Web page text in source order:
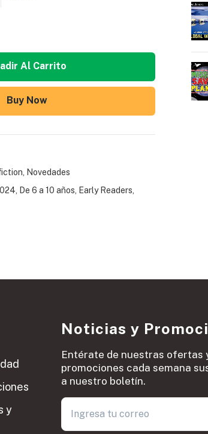
Al Carrito
Buy Now
Novedades
De 6 a 10 años Early Readers
y
Noticias y
Entérate de nuestras ofertas
promociones cada semana
a nuestro boletín.